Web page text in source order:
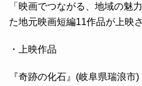
「映画でつながる、地域の魅
た地元映画短編11作品が上映さ
・上映作品
『奇跡の化石』(岐阜県瑞浪